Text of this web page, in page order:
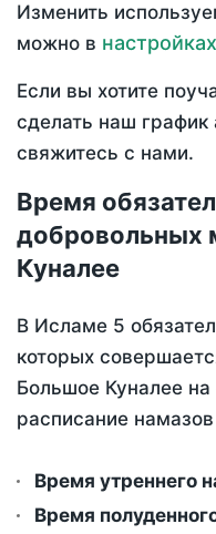
Изменить
можно в настройках
Если вы хотите
сделать наш график
свяжитесь с нами.
Время
добровольных
Куналее
В Исламе 5
которых
Большое Куналее
расписание
Время утреннего
Время